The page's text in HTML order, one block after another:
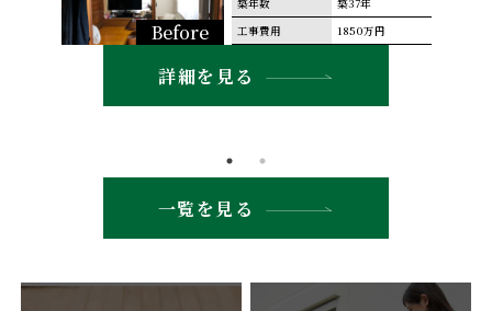
Before
築年数
築37年
工事費用
1850万円
詳細を見る
一覧を見る